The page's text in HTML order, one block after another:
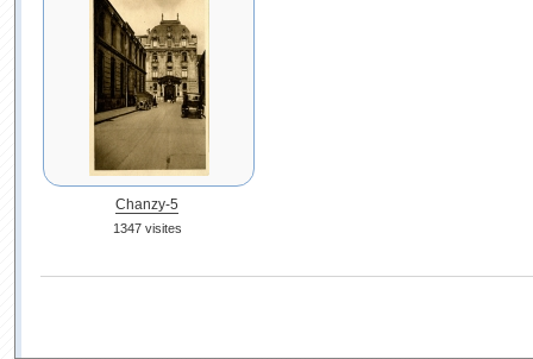
Chanzy-5
1347 visites